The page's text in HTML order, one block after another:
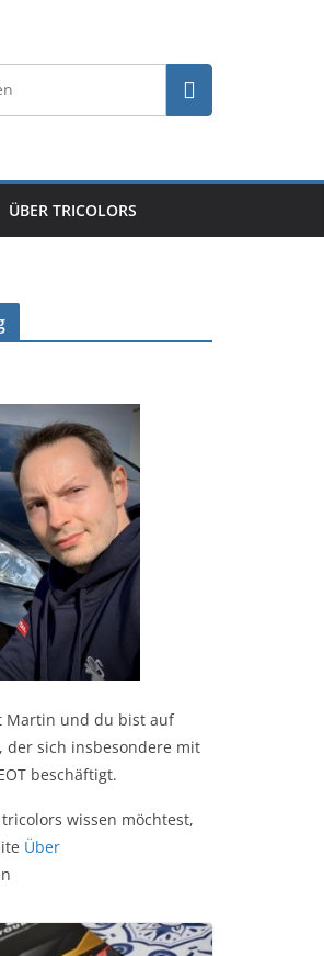
ÜBER TRICOLORS
Martin und du bist auf
der sich insbesondere mit
beschäftigt.
wissen möchtest,
Über